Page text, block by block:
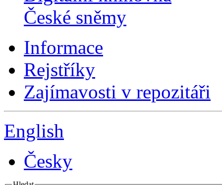
České sněmy
Informace
Rejstříky
Zajímavosti v repozitáři
English
Česky